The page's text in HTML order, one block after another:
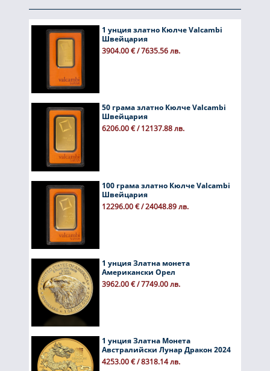
1 унция златно Кюлче Valcambi
Швейцария
3904.00 € / 7635.56 лв.
50 грама златно Кюлче Valcambi
Швейцария
6206.00 € / 12137.88 лв.
100 грама златно Кюлче Valcambi
Швейцария
12296.00 € / 24048.89 лв.
1 унция Златна монета
Американски Орел
3962.00 € / 7749.00 лв.
1 унция Златна Монета
Австралийски Лунар Дракон 2024
4253.00 € / 8318.14 лв.